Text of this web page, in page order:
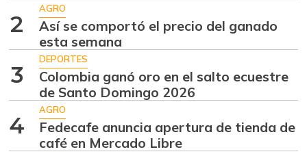
2
AGRO
Así se comportó el precio del ganado
esta semana
3
DEPORTES
Colombia ganó oro en el salto ecuestre
de Santo Domingo 2026
4
AGRO
Fedecafe anuncia apertura de tienda de
café en Mercado Libre